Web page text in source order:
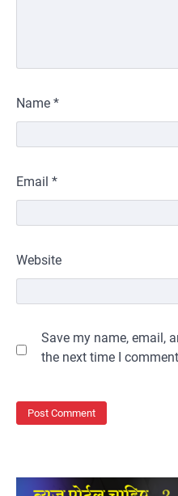
Name *
Email *
Website
Save my name, email,
the next time I